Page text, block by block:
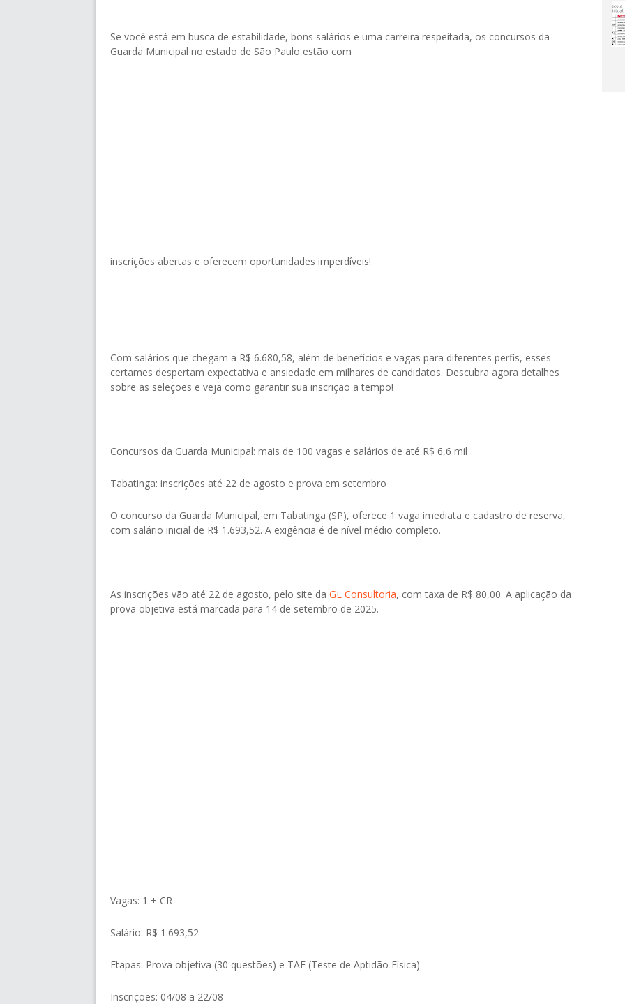
Se você está em busca de estabilidade, bons salários e uma carreira respeitada, os concursos da
Guarda Municipal no estado de São Paulo estão com
inscrições abertas e oferecem oportunidades imperdíveis!
Com salários que chegam a R$ 6.680,58, além de benefícios e vagas para diferentes perfis, esses
certames despertam expectativa e ansiedade em milhares de candidatos. Descubra agora detalhes
sobre as seleções e veja como garantir sua inscrição a tempo!
Concursos da Guarda Municipal: mais de 100 vagas e salários de até R$ 6,6 mil
Tabatinga: inscrições até 22 de agosto e prova em setembro
O concurso da Guarda Municipal, em Tabatinga (SP), oferece 1 vaga imediata e cadastro de reserva,
com salário inicial de R$ 1.693,52. A exigência é de nível médio completo.
As inscrições vão até 22 de agosto, pelo site da GL Consultoria, com taxa de R$ 80,00. A aplicação da
prova objetiva está marcada para 14 de setembro de 2025.
Vagas: 1 + CR
Salário: R$ 1.693,52
Etapas: Prova objetiva (30 questões) e TAF (Teste de Aptidão Física)
Inscrições: 04/08 a 22/08